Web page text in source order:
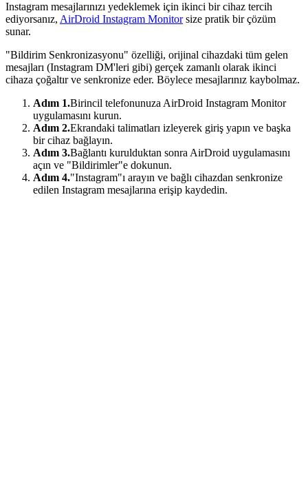
Instagram mesajlarınızı yedeklemek için ikinci bir cihaz tercih
ediyorsanız, AirDroid Instagram Monitorsize pratik bir çözüm
sunar.
"Bildirim Senkronizasyonu" özelliği, orijinal cihazdaki tüm gelen
mesajları (Instagram DM'leri gibi) gerçek zamanlı olarak ikinci
cihaza çoğaltır ve senkronize eder. Böylece mesajlarınız kaybolmaz.
Adım 1.Birincil telefonunuza AirDroid Instagram Monitor
uygulamasını kurun.
Adım 2.Ekrandaki talimatları izleyerek giriş yapın ve başka
bir cihaz bağlayın.
Adım 3.Bağlantı kurulduktan sonra AirDroid uygulamasını
açın ve "Bildirimler"e dokunun.
Adım 4."Instagram"ı arayın ve bağlı cihazdan senkronize
edilen Instagram mesajlarına erişip kaydedin.